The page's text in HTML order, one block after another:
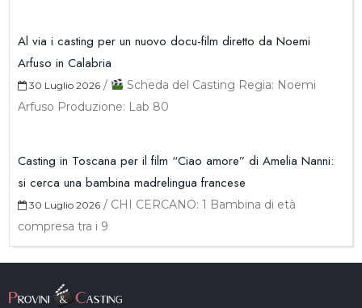
Al via i casting per un nuovo docu-film diretto da Noemi
Arfuso in Calabria
30 Luglio 2026 /
Scheda del Casting Regia: Noemi
Arfuso Produzione: Lab 80
Casting in Toscana per il film “Ciao amore” di Amelia Nanni:
si cerca una bambina madrelingua francese
30 Luglio 2026 / CHI CERCANO: 1 Bambina di età
compresa tra i 9